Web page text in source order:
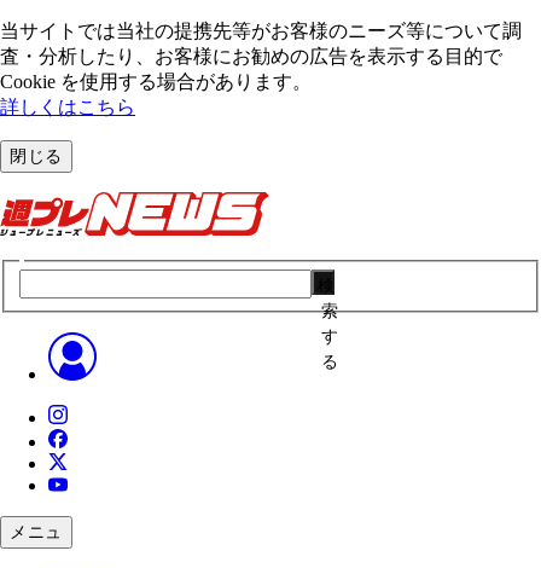
当サイトでは当社の提携先等がお客様のニーズ等について調
査・分析したり、お客様にお勧めの広告を表⽰する⽬的で
Cookie を使⽤する場合があります。
詳しくはこちら
閉じる
索
す
る
メニュ